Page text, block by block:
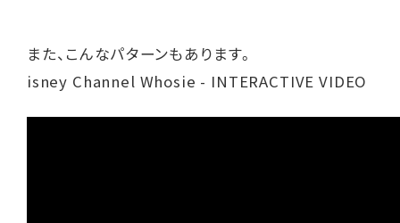
また、こんなパターンもあります。
isney Channel Whosie - INTERACTIVE VIDEO